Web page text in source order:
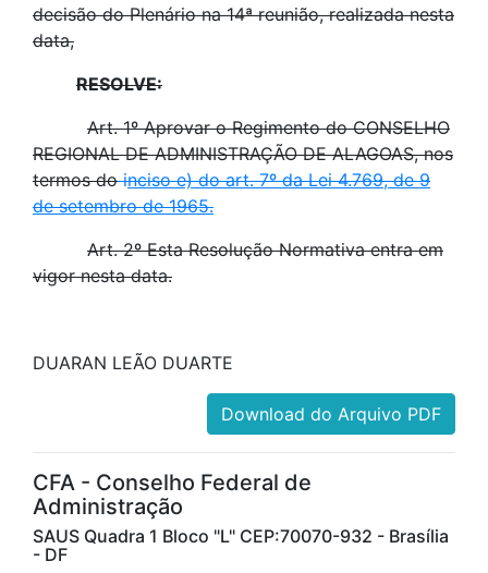
decisão do Plenário na 14ª reunião, realizada nesta
data,
RESOLVE:
Art. 1º Aprovar o Regimento do CONSELHO
REGIONAL DE ADMINISTRAÇÃO DE ALAGOAS, nos
termos doinciso e) do art. 7º da Lei 4.769, de 9
de setembro de 1965.
Art. 2º Esta Resolução Normativa entra em
vigor nesta data.
DUARAN LEÃO DUARTE
Download do Arquivo PDF
CFA - Conselho Federal de
Administração
SAUS Quadra 1 Bloco "L" CEP:70070-932 - Brasília
- DF